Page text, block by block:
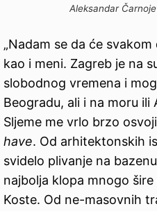
Aleksandar
„Nadam se da će
kao i meni. Zagreb je na
slobodnog vremena i
Beogradu, ali i na moru ili
Sljeme me vrlo brzo
have. Od arhitektonskih
svidelo plivanje na
najbolja klopa mnogo
Koste. Od ne-masovnih